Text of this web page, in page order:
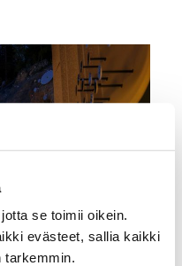
se toimii oikein.
evästeet, sallia kaikki
tarkemmin.